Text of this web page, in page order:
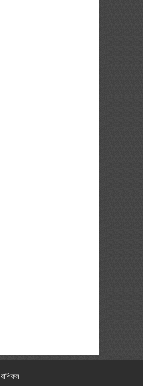
রাশিফল